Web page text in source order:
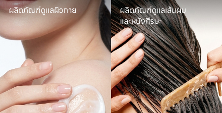
ผลิตภัณฑ์ดูแลผิวกาย
ผลิตภัณฑ์ดูแลเส้นผม
และหนังศีรษะ